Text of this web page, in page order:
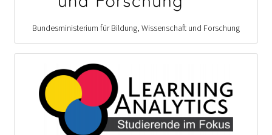
Bundesministerium für Bildung, Wissenschaft und Forschung